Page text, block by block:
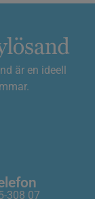
är en ideell
308 07